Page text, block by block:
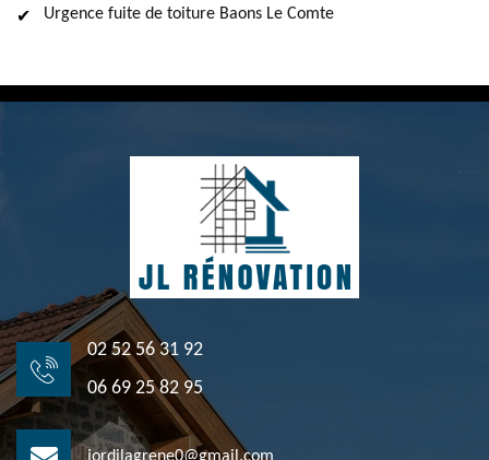
Urgence fuite de toiture Baons Le Comte
02 52 56 31 92
06 69 25 82 95